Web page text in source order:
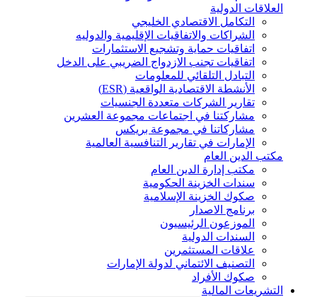
العلاقات الدولية
التكامل الاقتصادي الخليجي
الشراكات والاتفاقيات الإقليمية والدوليه
اتفاقيات حماية وتشجيع الاستثمارات
اتفاقيات تجنب الازدواج الضريبي على الدخل
التبادل التلقائي للمعلومات
الأنشطة الاقتصادية الواقعية (ESR)
تقارير الشركات متعددة الجنسيات
مشاركتنا في اجتماعات مجموعة العشرين
مشاركاتنا في مجموعة بريكس
الإمارات في تقارير التنافسية العالمية
مكتب الدين العام
مكتب إدارة الدين العام
سندات الخزينة الحكومية
صكوك الخزينة الإسلامية
برنامج الاصدار
الموزعون الرئيسيون
السندات الدولية
علاقات المستثمرين
التصنيف الائتماني لدولة الإمارات
صكوك الأفراد
التشريعات المالية